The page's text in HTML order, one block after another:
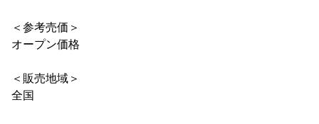
＜参考売価＞
オープン価格
＜販売地域＞
全国